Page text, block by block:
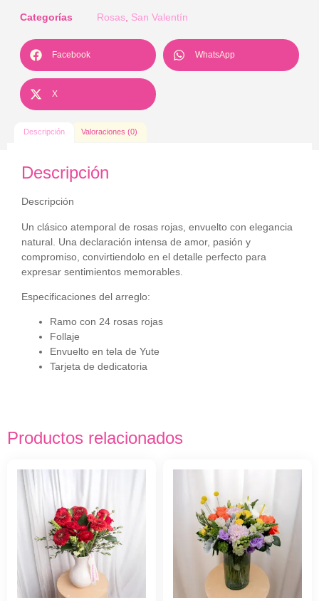
Categorías Rosas San Valentín
Facebook WhatsApp
X
Descripción Valoraciones (0)
Descripción
Descripción
Un clásico atemporal de rosas rojas, envuelto con elegancia
natural. Una declaración intensa de amor, pasión y
compromiso, convirtiendolo en el detalle perfecto para
expresar sentimientos memorables.
Especificaciones del arreglo:
Ramo con 24 rosas rojas
Follaje
Envuelto en tela de Yute
Tarjeta de dedicatoria
Productos relacionados